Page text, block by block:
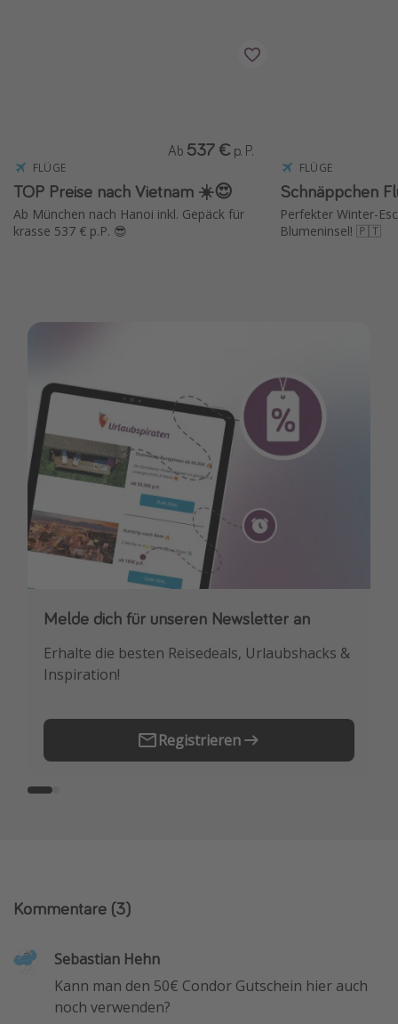
FLÜGE
TOP Preise nach Vietnam ☀️😍
Ab München nach Hanoi inkl. Gepäck für
krasse 537 € p.P. 😎
Ab 537 € p. P.
FLÜGE
Schnäppchen
Perfekter Winter-
Blumeninsel! 🇵🇹
Melde dich für unseren Newsletter an
Erhalte die besten Reisedeals, Urlaubshacks &
Inspiration!
Registrieren
Downloade unsere App
Buche die besten Reiseschnäppchen als
Erstes.
Kommentare (3)
Sebastian​ Hehn
Kann man den 50€ Condor Gutschein hier auch
noch verwenden?